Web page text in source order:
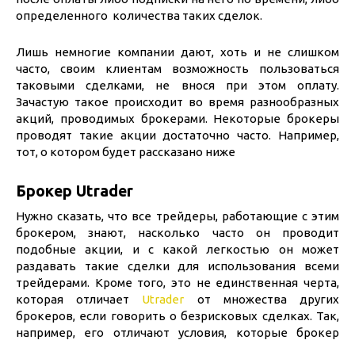
определенного количества таких сделок.
Лишь немногие компании дают, хоть и не слишком
часто, своим клиентам возможность пользоваться
таковыми сделками, не внося при этом оплату.
Зачастую такое происходит во время разнообразных
акций, проводимых брокерами. Некоторые брокеры
проводят такие акции достаточно часто. Например,
тот, о котором будет рассказано ниже
Брокер Utrader
Нужно сказать, что все трейдеры, работающие с этим
брокером, знают, насколько часто он проводит
подобные акции, и с какой легкостью он может
раздавать такие сделки для использования всеми
трейдерами. Кроме того, это не единственная черта,
которая отличает Utrader от множества других
брокеров, если говорить о безрисковых сделках. Так,
например, его отличают условия, которые брокер